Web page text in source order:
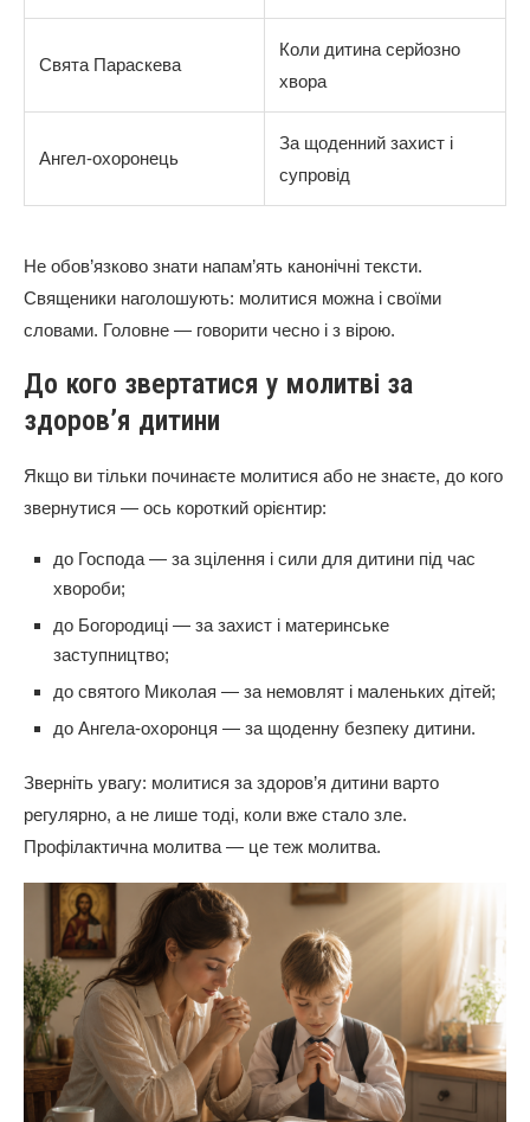
Свята Параскева
Коли дитина серйозно
хвора
Ангел-охоронець
За щоденний захист і
супровід
Не обов’язково знати напам’ять канонічні тексти.
Священики наголошують: молитися можна і своїми
словами. Головне — говорити чесно і з вірою.
До кого звертатися у молитві за
здоров’я дитини
Якщо ви тільки починаєте молитися або не знаєте, до кого
звернутися — ось короткий орієнтир:
до Господа — за зцілення і сили для дитини під час
хвороби;
до Богородиці — за захист і материнське
заступництво;
до святого Миколая — за немовлят і маленьких дітей;
до Ангела-охоронця — за щоденну безпеку дитини.
Зверніть увагу: молитися за здоров’я дитини варто
регулярно, а не лише тоді, коли вже стало зле.
Профілактична молитва — це теж молитва.